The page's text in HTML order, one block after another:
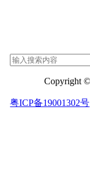
Copyright
粤ICP备19001302号